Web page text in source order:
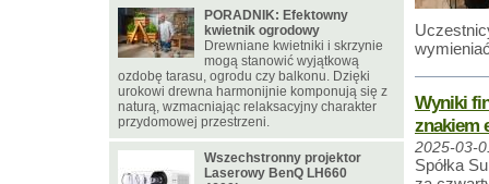
Wyniki
znakiem
2025-03-
Spółka
PORADNIK: Efektowny
kwietnik ogrodowy
Drewniane kwietniki i skrzynie
mogą stanowić wyjątkową
ozdobę tarasu, ogrodu czy balkonu. Dzięki
urokowi drewna harmonijnie komponują się z
naturą, wzmacniając relaksacyjny charakter
przydomowej przestrzeni.
Wszechstronny projektor
Laserowy BenQ LH660